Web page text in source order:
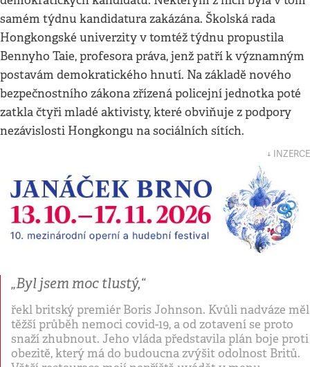
samém týdnu kandidatura zakázána. Školská rada
Hongkongské univerzity v tomtéž týdnu propustila
Bennyho Taie, profesora práva, jenž patří k významným
postavám demokratického hnutí. Na základě nového
bezpečnostního zákona zřízená policejní jednotka poté
zatkla čtyři mladé aktivisty, které obviňuje z podpory
nezávislosti Hongkongu na sociálních sítích.
↓ INZERCE
„Byl jsem moc tlustý,“
řekl britský premiér Boris Johnson. Kvůli nadváze měl
těžší průběh nemoci covid-19, a od zotavení se proto
snaží zhubnout. Jeho vláda představila plán boje proti
obezitě, který má do budoucna zvýšit odolnost Britů.